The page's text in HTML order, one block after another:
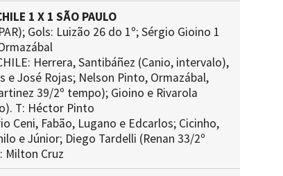
1 X 1 SÃO PAULO
Gols: Luizão 26 do 1º; Sérgio Gioino 1
Herrera, Santibáñez (Canio, intervalo),
e José Rojas; Nelson Pinto, Ormazábal,
39/2º tempo); Gioino e Rivarola
T: Héctor Pinto
Ceni, Fabão, Lugano e Edcarlos; Cicinho,
e Júnior; Diego Tardelli (Renan 33/2º
Milton Cruz